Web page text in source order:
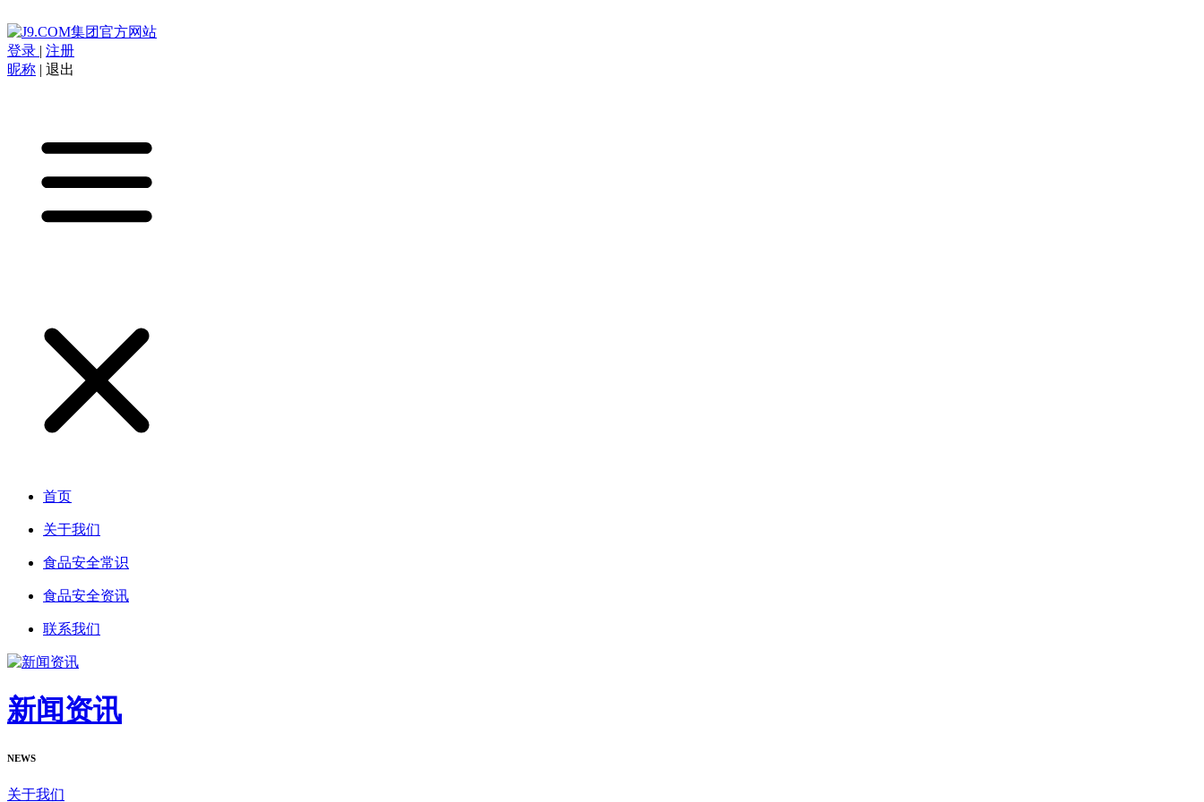
登录 | 注册
昵称 | 退出
首页
关于我们
食品安全常识
食品安全资讯
联系我们
新闻资讯
NEWS
关于我们